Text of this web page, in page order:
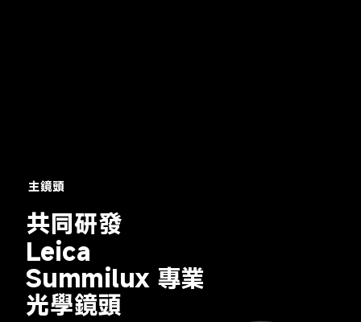
主鏡頭
共同研發
Leica
Summilux 專業
光學鏡頭